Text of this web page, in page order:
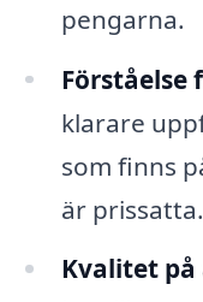
pengarna.
Förståelse
klarare
som finns
är prissatta.
Kvalitet